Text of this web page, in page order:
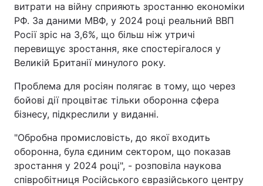
витрати на війну сприяють зростанню економіки
РФ. За даними МВФ, у 2024 році реальний ВВП
Росії зріс на 3,6%, що більш ніж утричі
перевищує зростання, яке спостерігалося у
Великій Британії минулого року.
Проблема для росіян полягає в тому, що через
бойові дії процвітає тільки оборонна сфера
бізнесу, підкреслили у виданні.
"Обробна промисловість, до якої входить
оборонна, була єдиним сектором, що показав
зростання у 2024 році", - розповіла наукова
співробітниця Російського євразійського центру